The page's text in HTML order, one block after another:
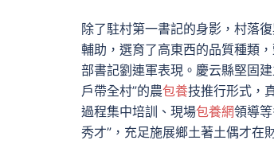
除了駐村第一書記的身影，村落
輔助，選育了高東西的品質種類
部書記劉連軍表現。慶云縣堅固
戶帶全村”的農包養技推行形式，
過程集中培訓、現場包養網領導
秀才”，充足施展鄉土著土偶才在